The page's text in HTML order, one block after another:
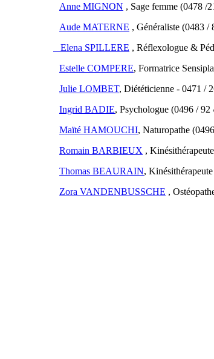
Anne MIGNON , Sage femme (0478 /
Aude MATERNE , Généraliste (0483 /
Elena SPILLERE , Réflexologue &
Estelle COMPERE, Formatrice
Julie LOMBET, Diététicienne - 0471 /
Ingrid BADIE, Psychologue (0496 / 92
Maïté HAMOUCHI, Naturopathe
Romain BARBIEUX ,
Thomas BEAURAIN,
Zora VANDENBUSSCHE ,